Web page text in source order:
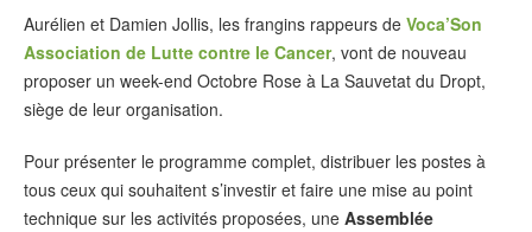
Aurélien et Damien Jollis, les frangins rappeurs de Voca’Son
Association de Lutte contre le Cancer, vont de nouveau
proposer un week-end Octobre Rose à La Sauvetat du Dropt,
siège de leur organisation.
Pour présenter le programme complet, distribuer les postes à
tous ceux qui souhaitent s’investir et faire une mise au point
technique sur les activités proposées, une Assemblée